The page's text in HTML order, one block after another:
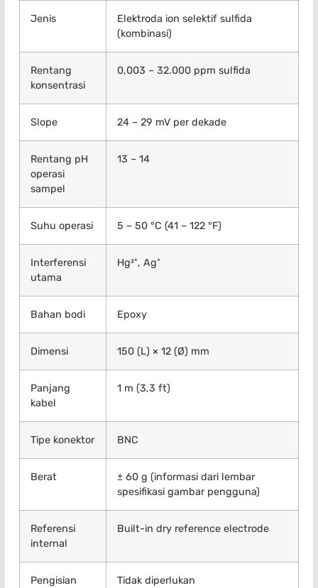
Jenis
Elektroda ion selektif sulfida
(kombinasi)
Rentang
konsentrasi
0,003 – 32.000 ppm sulfida
Slope 24 – 29 mV per dekade
Rentang pH
operasi
sampel
13 – 14
Suhu operasi 5 – 50 °C (41 – 122 °F)
Interferensi
utama
Hg²⁺, Ag⁺
Bahan bodi Epoxy
Dimensi 150 (L) × 12 (Ø) mm
Panjang
kabel
1 m (3,3 ft)
Tipe konektor BNC
Berat
± 60 g (informasi dari lembar
spesifikasi gambar pengguna)
Referensi
internal
Built-in dry reference electrode
Pengisian
Tidak diperlukan